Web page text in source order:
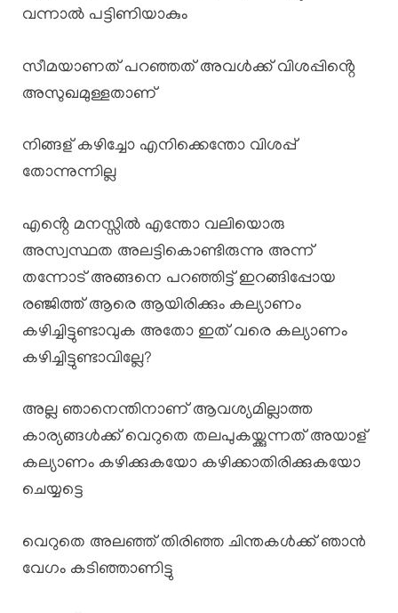
വന്നാൽ പട്ടിണിയാകും
സീമയാണത് പറഞ്ഞത് അവൾക്ക് വിശപ്പിൻ്റെ
അസുഖമുള്ളതാണ്
നിങ്ങള് കഴിച്ചോ എനിക്കെന്തോ വിശപ്പ്
തോന്നുന്നില്ല
എൻ്റെ മനസ്സിൽ എന്തോ വലിയൊരു
അസ്വസ്ഥത അലട്ടികൊണ്ടിരുന്നു അന്ന്
തന്നോട് അങ്ങനെ പറഞ്ഞിട്ട് ഇറങ്ങിപ്പോയ
രഞ്ജിത്ത് ആരെ ആയിരിക്കും കല്യാണം
കഴിച്ചിട്ടുണ്ടാവുക അതോ ഇത് വരെ കല്യാണം
കഴിച്ചിട്ടുണ്ടാവില്ലേ?
അല്ല ഞാനെന്തിനാണ് ആവശ്യമില്ലാത്ത
കാര്യങ്ങൾക്ക് വെറുതെ തലപുകയ്ക്കുന്നത് അയാള്
കല്യാണം കഴിക്കുകയോ കഴിക്കാതിരിക്കുകയോ
ചെയ്യട്ടെ
വെറുതെ അലഞ്ഞ് തിരിഞ്ഞ ചിന്തകൾക്ക് ഞാൻ
വേഗം കടിഞ്ഞാണിട്ടു